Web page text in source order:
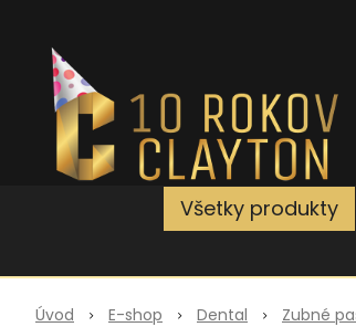
Všetky produkty
Úvod E-shop Dental Zubné